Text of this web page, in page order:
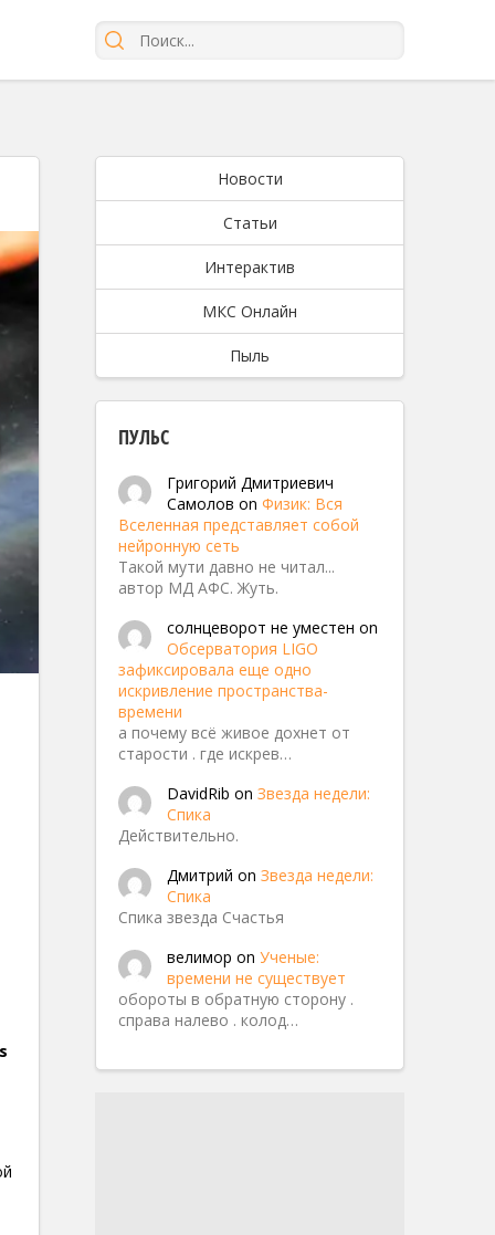
Новости
Статьи
Интерактив
МКС Онлайн
Пыль
ПУЛЬС
Григорий Дмитриевич
Самолов on Физик: Вся
Вселенная представляет собой
нейронную сеть
Такой мути давно не читал...
автор МД АФС. Жуть.
солнцеворот не уместен on
Обсерватория LIGO
зафиксировала еще одно
искривление пространства-
времени
а почему всё живое дохнет от
старости . где искрев…
DavidRib on Звезда недели:
Спика
Действительно.
Дмитрий on Звезда недели:
Спика
Спика звезда Счастья
велимор on Ученые:
времени не существует
обороты в обратную сторону .
справа налево . колод…